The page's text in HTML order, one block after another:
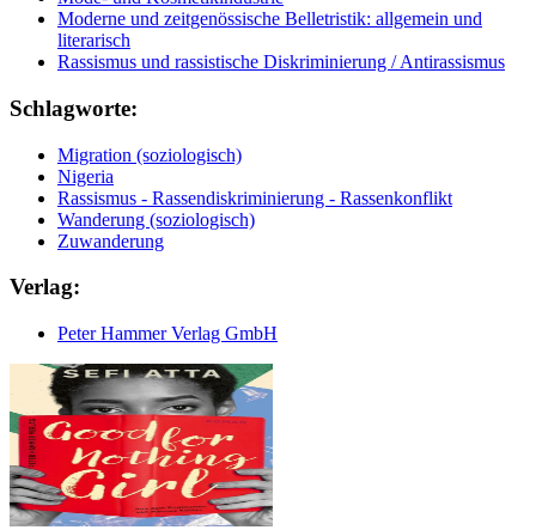
Moderne und zeitgenössische Belletristik: allgemein und
literarisch
Rassismus und rassistische Diskriminierung / Antirassismus
Schlagworte:
Migration (soziologisch)
Nigeria
Rassismus - Rassendiskriminierung - Rassenkonflikt
Wanderung (soziologisch)
Zuwanderung
Verlag:
Peter Hammer Verlag GmbH